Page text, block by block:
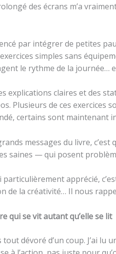
des écrans m’a
par intégrer de petites
simples sans
le rythme de la journée…
explications claires et des
Plusieurs de ces exercices
certains sont maintenant
messages du livre,
saines — qui posent
particulièrement apprécié,
de la créativité… Il nous
qui se vit autant qu’elle se lit
tout dévoré d’un coup. J’ai